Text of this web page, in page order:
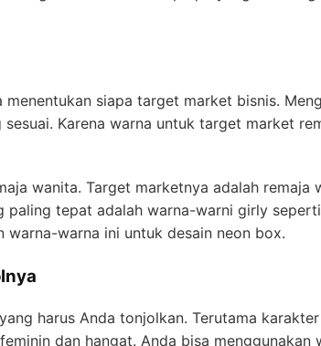
menentukan siapa target market bisnis.
Karena warna untuk target market
wanita. Target marketnya adalah remaja
paling tepat adalah warna-warni girly
warna-warna ini untuk desain neon box.
harus Anda tonjolkan. Terutama
dan hangat. Anda bisa menggunakan